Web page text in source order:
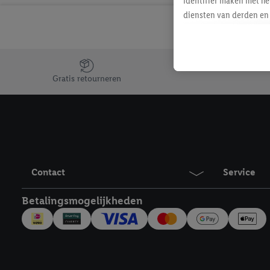
Jouw voordelen bij ons als Lidl webshop klant
Gratis retourneren
Contact Service
Betalingsmogelijkheden
diensten van derden
Als je hiervoor
eerder interesse hebt
maar het niet te
mailadres en met
Onder "Aanpassen"
Door te klikken op
technieken worden
inclusief over de
trekken, vind je in onze
over de cookies die